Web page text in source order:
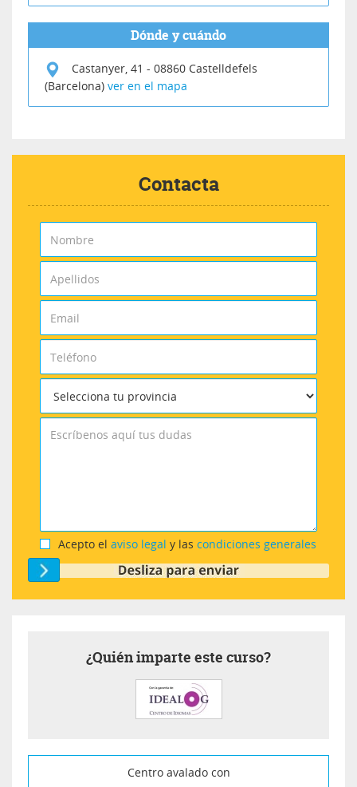
Dónde y cuándo
Castanyer, 41 - 08860 Castelldefels
(Barcelona) ver en el mapa
Contacta
Acepto el aviso legal y las condiciones generales
¿Quién imparte este curso?
Centro avalado con